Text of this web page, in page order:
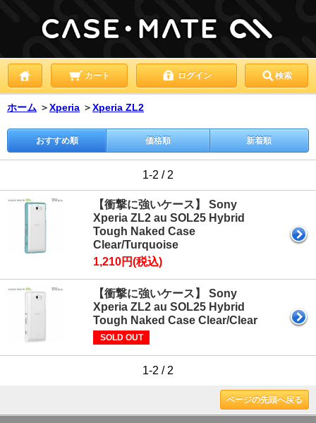
カート ログイン 検索
ホーム ＞Xperia ＞Xperia ZL2
おすすめ順 価格順 新着順
1-2 / 2
【衝撃に強いケース】 Sony
Xperia ZL2 au SOL25 Hybrid
Tough Naked Case
Clear/Turquoise
1,210円(税込)
【衝撃に強いケース】 Sony
Xperia ZL2 au SOL25 Hybrid
Tough Naked Case Clear/Clear
SOLD OUT
1-2 / 2
ページの先頭へ戻る